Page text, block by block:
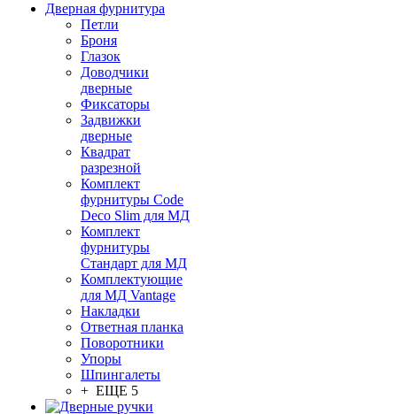
Дверная фурнитура
Петли
Броня
Глазок
Доводчики
дверные
Фиксаторы
Задвижки
дверные
Квадрат
разрезной
Комплект
фурнитуры Code
Deco Slim для МД
Комплект
фурнитуры
Стандарт для МД
Комплектующие
для МД Vantage
Накладки
Ответная планка
Поворотники
Упоры
Шпингалеты
+ ЕЩЕ 5